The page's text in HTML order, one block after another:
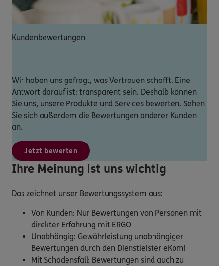
Kundenbewertungen
Wir haben uns gefragt, was Vertrauen schafft. Eine
Antwort darauf ist: transparent sein. Deshalb können
Sie uns, unsere Produkte und Services bewerten. Sehen
Sie sich außerdem die Bewertungen anderer Kunden
an.
Jetzt bewerten
Ihre Meinung ist uns wichtig
Das zeichnet unser Bewertungssystem aus:
Von Kunden: Nur Bewertungen von Personen mit
direkter Erfahrung mit ERGO
Unabhängig: Gewährleistung unabhängiger
Bewertungen durch den Dienstleister eKomi
Mit Schadensfall: Bewertungen sind auch zu